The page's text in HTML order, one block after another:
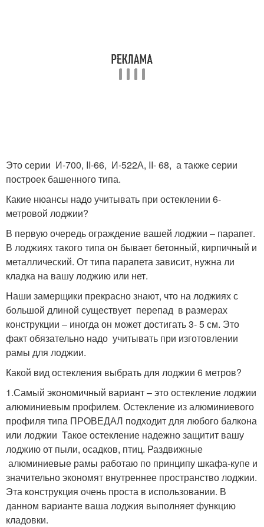
Это серии И-700, II-66, И-522А, II- 68, а также серии
построек башенного типа.
Какие нюансы надо учитывать при остеклении 6-
метровой лоджии?
В первую очередь ограждение вашей лоджии – парапет.
В лоджиях такого типа он бывает бетонный, кирпичный и
металлический. От типа парапета зависит, нужна ли
кладка на вашу лоджию или нет.
Наши замерщики прекрасно знают, что на лоджиях с
большой длиной существует перепад в размерах
конструкции – иногда он может достигать 3- 5 см. Это
факт обязательно надо учитывать при изготовлении
рамы для лоджии.
Какой вид остекления выбрать для лоджии 6 метров?
1.Самый экономичный вариант – это остекление лоджии
алюминиевым профилем. Остекление из алюминиевого
профиля типа ПРОВЕДАЛ подходит для любого балкона
или лоджии Такое остекление надежно защитит вашу
лоджию от пыли, осадков, птиц. Раздвижные
алюминиевые рамы работаю по принципу шкафа-купе и
значительно экономят внутреннее пространство лоджии.
Эта конструкция очень проста в использовании. В
данном варианте ваша лоджия выполняет функцию
кладовки.